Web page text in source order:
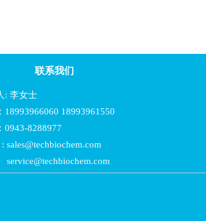
联系我们
: 李女士
18993966060 18993961550
0943-8288977
sales@techbiochem.com